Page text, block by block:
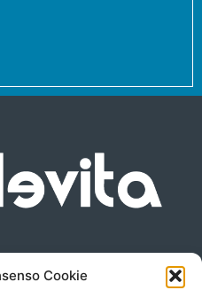
Cookie
info@televita.it